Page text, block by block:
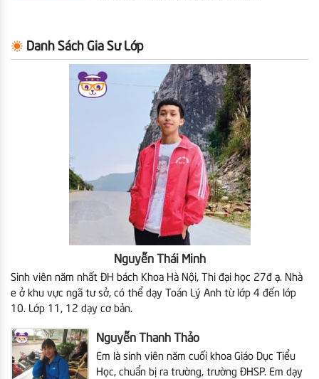
Danh Sách Gia Sư Lớp
Nguyễn Thái Minh
Sinh viên năm nhất ĐH bách Khoa Hà Nội,
Thi đại học 27đ ạ. Nhà
e ở khu vực ngã tư sở, có thể dạy Toán Lý Anh từ lớp 4 đến lớp
10. Lớp 11, 12 dạy cơ bản.
Nguyễn Thanh Thảo
Em là sinh viên năm cuối khoa Giáo Dục Tiểu
Học, chuẩn bị ra trường, trường ĐHSP. Em dạy